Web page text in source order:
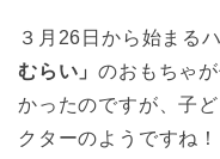
３月26日から始まる
むらい」のおもちゃ
かったのですが、子
クターのようですね